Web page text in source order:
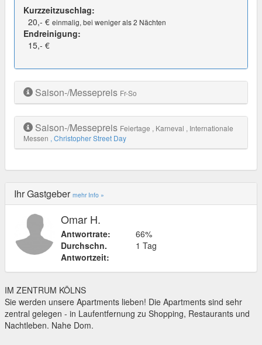
Kurzzeitzuschlag:
20,- € einmalig, bei weniger als 2 Nächten
Endreinigung:
15,- €
Saison-/Messepreis Fr-So
Saison-/Messepreis Feiertage , Karneval , Internationale
Messen , Christopher Street Day
Ihr Gastgeber mehr Info »
Omar H.
Antwortrate:
66%
Durchschn.
Antwortzeit:
1 Tag
IM ZENTRUM KÖLNS
Sie werden unsere Apartments lieben! Die Apartments sind sehr
zentral gelegen - in Laufentfernung zu Shopping, Restaurants und
Nachtleben. Nahe Dom.